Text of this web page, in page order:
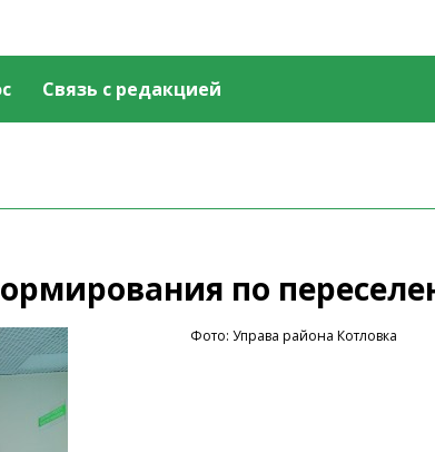
Связь с редакцией
по
Фото: Управа района Котловка